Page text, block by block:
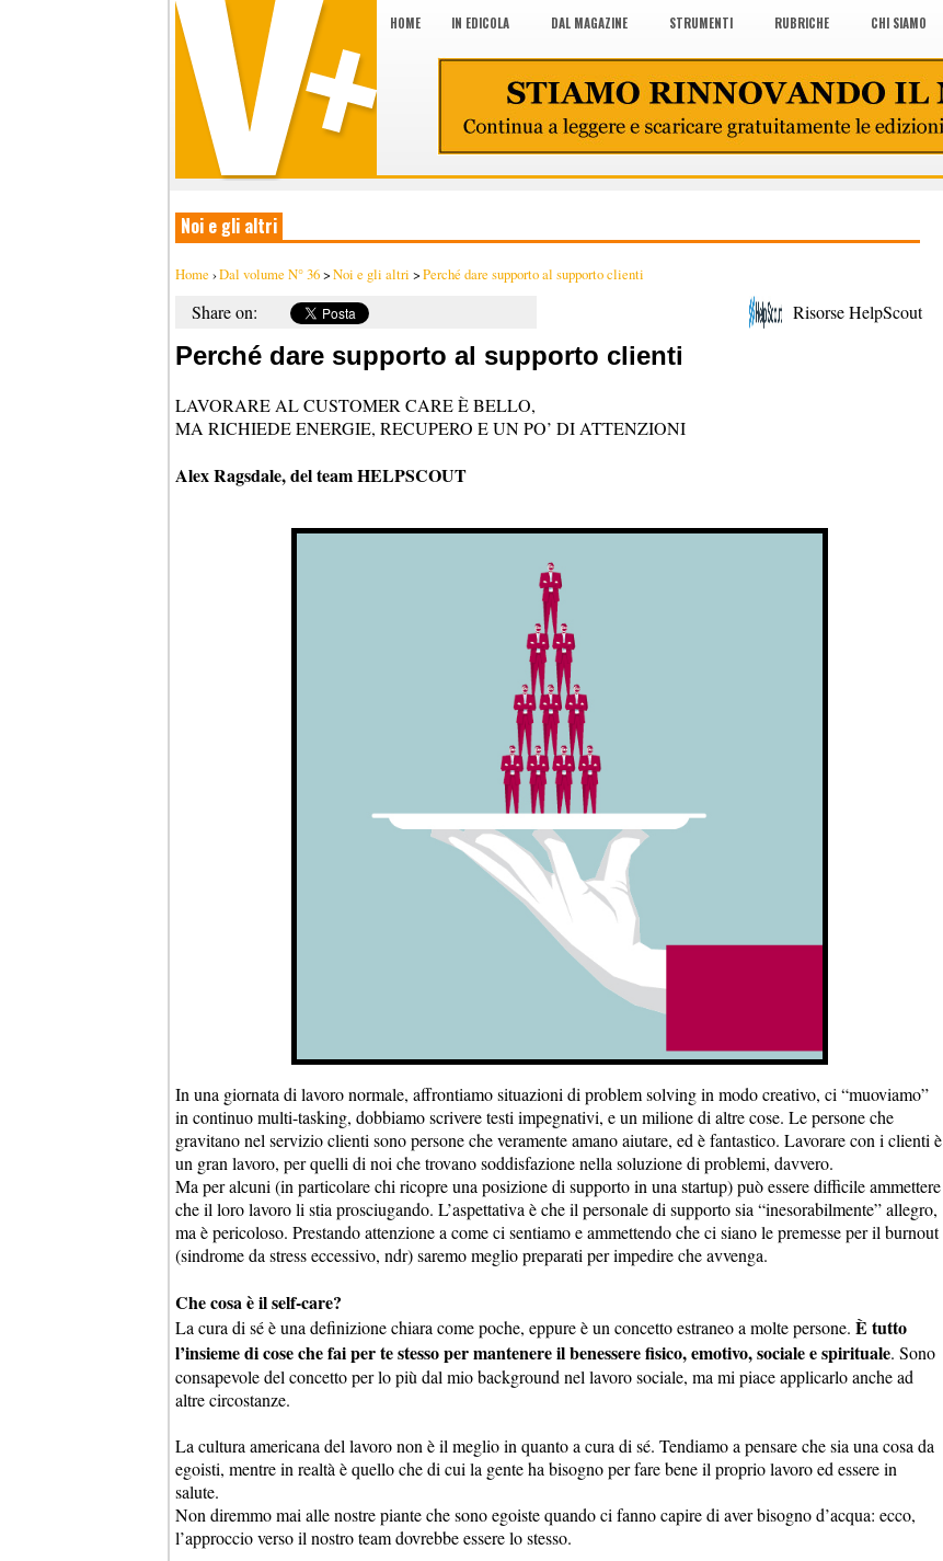
HOME IN EDICOLA DAL MAGAZINE STRUMENTI RUBRICHE CHI SIAMO
Noi e gli altri
Home ›Dal volume N° 36>Noi e gli altri >Perché dare supporto al supporto clienti
Share on: Risorse HelpScout
Perché dare supporto al supporto clienti
LAVORARE AL CUSTOMER CARE È BELLO,
MA RICHIEDE ENERGIE, RECUPERO E UN PO’ DI ATTENZIONI
Alex Ragsdale, del team HELPSCOUT
In una giornata di lavoro normale, affrontiamo situazioni di problem solving in modo creativo, ci “muoviamo”
in continuo multi-tasking, dobbiamo scrivere testi impegnativi, e un milione di altre cose. Le persone che
gravitano nel servizio clienti sono persone che veramente amano aiutare, ed è fantastico. Lavorare con i clienti è
un gran lavoro, per quelli di noi che trovano soddisfazione nella soluzione di problemi, davvero.
Ma per alcuni (in particolare chi ricopre una posizione di supporto in una startup) può essere difficile ammettere
che il loro lavoro li stia prosciugando. L’aspettativa è che il personale di supporto sia “inesorabilmente” allegro,
ma è pericoloso. Prestando attenzione a come ci sentiamo e ammettendo che ci siano le premesse per il burnout
(sindrome da stress eccessivo, ndr) saremo meglio preparati per impedire che avvenga.
Che cosa è il self-care?
La cura di sé è una definizione chiara come poche, eppure è un concetto estraneo a molte persone. È tutto
l’insieme di cose che fai per te stesso per mantenere il benessere fisico, emotivo, sociale e spirituale. Sono
consapevole del concetto per lo più dal mio background nel lavoro sociale, ma mi piace applicarlo anche ad
altre circostanze.
La cultura americana del lavoro non è il meglio in quanto a cura di sé. Tendiamo a pensare che sia una cosa da
egoisti, mentre in realtà è quello che di cui la gente ha bisogno per fare bene il proprio lavoro ed essere in
salute.
Non diremmo mai alle nostre piante che sono egoiste quando ci fanno capire di aver bisogno d’acqua: ecco,
l’approccio verso il nostro team dovrebbe essere lo stesso.